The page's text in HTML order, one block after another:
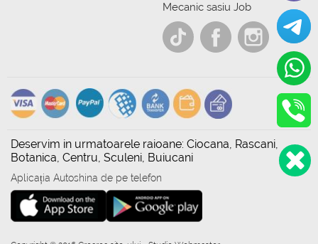
Mecanic sasiu Job
Deservim in urmatoarele raioane: Ciocana, Rascani,
Botanica, Centru, Sculeni, Buiucani
Aplicația Autoshina de pe telefon